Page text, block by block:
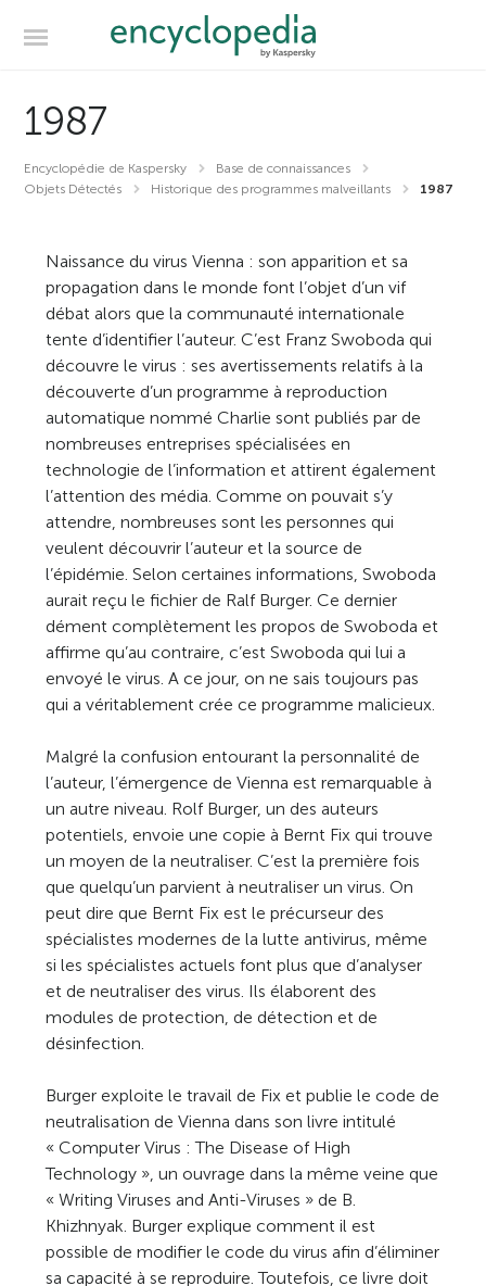
1987
Encyclopédie de Kaspersky
Base de connaissances
Objets Détectés
Historique des programmes malveillants 1987
Naissance du virus Vienna : son apparition et sa
propagation dans le monde font l’objet d’un vif
débat alors que la communauté internationale
tente d’identifier l’auteur. C’est Franz Swoboda qui
découvre le virus : ses avertissements relatifs à la
découverte d’un programme à reproduction
automatique nommé Charlie sont publiés par de
nombreuses entreprises spécialisées en
technologie de l’information et attirent également
l’attention des média. Comme on pouvait s’y
attendre, nombreuses sont les personnes qui
veulent découvrir l’auteur et la source de
l’épidémie. Selon certaines informations, Swoboda
aurait reçu le fichier de Ralf Burger. Ce dernier
dément complètement les propos de Swoboda et
affirme qu’au contraire, c’est Swoboda qui lui a
envoyé le virus. A ce jour, on ne sais toujours pas
qui a véritablement crée ce programme malicieux.
Malgré la confusion entourant la personnalité de
l’auteur, l’émergence de Vienna est remarquable à
un autre niveau. Rolf Burger, un des auteurs
potentiels, envoie une copie à Bernt Fix qui trouve
un moyen de la neutraliser. C’est la première fois
que quelqu’un parvient à neutraliser un virus. On
peut dire que Bernt Fix est le précurseur des
spécialistes modernes de la lutte antivirus, même
si les spécialistes actuels font plus que d’analyser
et de neutraliser des virus. Ils élaborent des
modules de protection, de détection et de
désinfection.
Burger exploite le travail de Fix et publie le code de
neutralisation de Vienna dans son livre intitulé
« Computer Virus : The Disease of High
Technology », un ouvrage dans la même veine que
« Writing Viruses and Anti-Viruses » de B.
Khizhnyak. Burger explique comment il est
possible de modifier le code du virus afin d’éliminer
sa capacité à se reproduire. Toutefois, ce livre doit